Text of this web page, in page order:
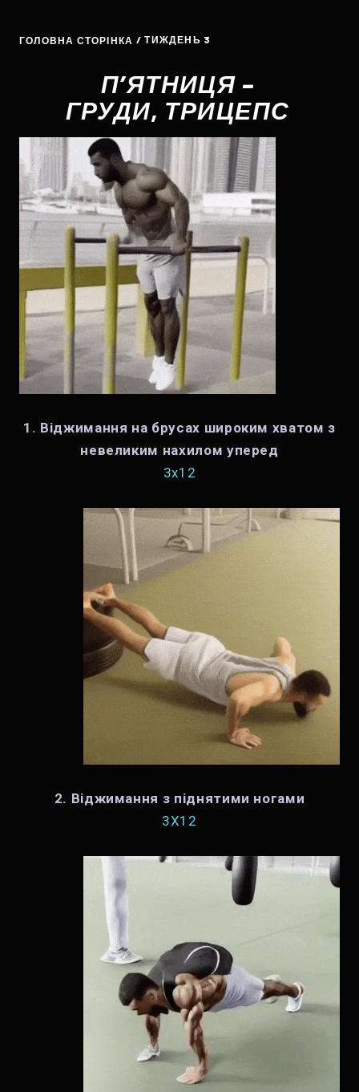
П’ЯТНИЦЯ –
ГРУДИ, ТРИЦЕПС
ГОЛОВНА СТОРІНКА / ТИЖДЕНЬ 3
1. Віджимання на брусах широким хватом з
невеликим нахилом уперед
3х12
2. Віджимання з піднятими ногами
3X12